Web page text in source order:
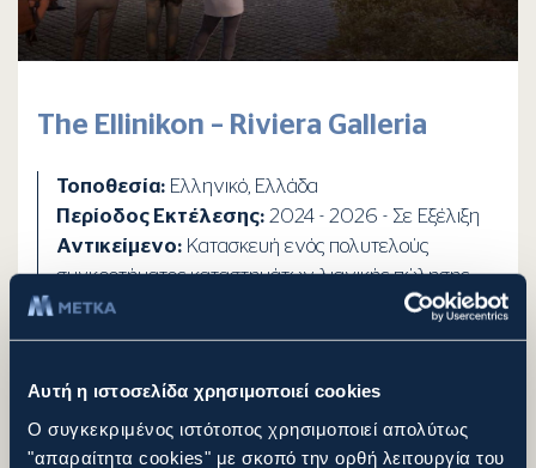
Αυτή η ιστοσελίδα χρησιμοποιεί cookies
Ο συγκεκριμένος ιστότοπος χρησιμοποιεί απολύτως
"απαραίτητα cookies" με σκοπό την ορθή λειτουργία του
The Ellinikon – Riviera Galleria
Τοποθεσία: Ελληνικό, Ελλάδα
Περίοδος Εκτέλεσης: 2024 - 2026 - Σε Εξέλιξη
Αντικείμενο: Κατασκευή ενός πολυτελούς
συγκροτήματος καταστημάτων λιανικής πώλησης,
εστίασης και αναψυχής, το οποίο εντάσσεται στο
Γενικό Σχέδιο Ανάπτυξης του Ελληνικού και
Αθηναϊκής Ριβιέρας.
Περισσότερα